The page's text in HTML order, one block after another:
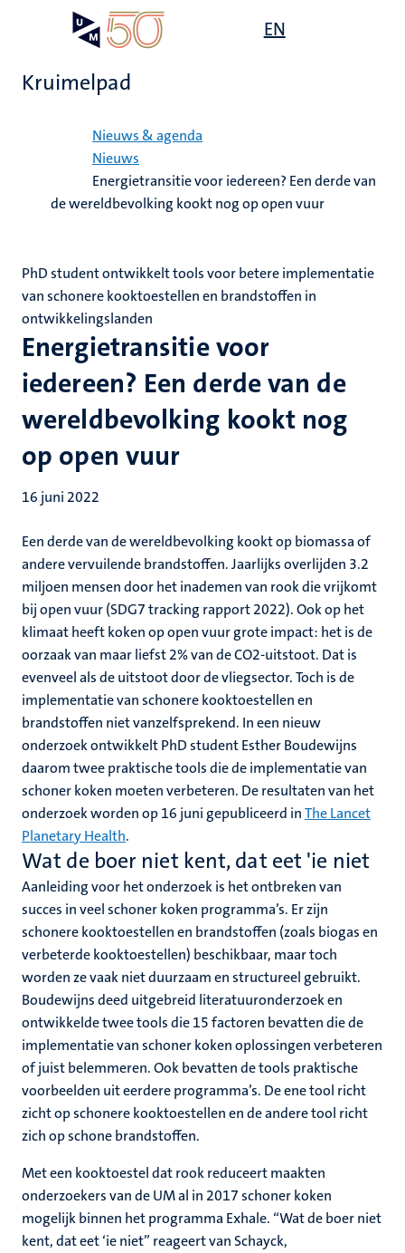
EN
Kruimelpad
Nieuws & agenda
Nieuws
Energietransitie voor iedereen? Een derde van
de wereldbevolking kookt nog op open vuur
Energietransitie voor
iedereen? Een derde van de
wereldbevolking kookt nog
op open vuur
PhD student ontwikkelt tools voor betere implementatie
van schonere kooktoestellen en brandstoffen in
ontwikkelingslanden
16 juni 2022
Een derde van de wereldbevolking kookt op biomassa of
andere vervuilende brandstoffen. Jaarlijks overlijden 3.2
miljoen mensen door het inademen van rook die vrijkomt
bij open vuur (SDG7 tracking rapport 2022). Ook op het
klimaat heeft koken op open vuur grote impact: het is de
oorzaak van maar liefst 2% van de CO2-uitstoot. Dat is
evenveel als de uitstoot door de vliegsector. Toch is de
implementatie van schonere kooktoestellen en
brandstoffen niet vanzelfsprekend. In een nieuw
onderzoek ontwikkelt PhD student Esther Boudewijns
daarom twee praktische tools die de implementatie van
schoner koken moeten verbeteren. De resultaten van het
onderzoek worden op 16 juni gepubliceerd inThe Lancet
Planetary Health.
Wat de boer niet kent, dat eet 'ie niet
Aanleiding voor het onderzoek is het ontbreken van
succes in veel schoner koken programma’s. Er zijn
schonere kooktoestellen en brandstoffen (zoals biogas en
verbeterde kooktoestellen) beschikbaar, maar toch
worden ze vaak niet duurzaam en structureel gebruikt.
Boudewijns deed uitgebreid literatuuronderzoek en
ontwikkelde twee tools die 15 factoren bevatten die de
implementatie van schoner koken oplossingen verbeteren
of juist belemmeren. Ook bevatten de tools praktische
voorbeelden uit eerdere programma’s. De ene tool richt
zicht op schonere kooktoestellen en de andere tool richt
zich op schone brandstoffen.
Met een kooktoestel dat rook reduceert maakten
onderzoekers van de UM al in 2017 schoner koken
mogelijk binnen het programma Exhale. “Wat de boer niet
kent, dat eet ‘ie niet” reageert van Schayck,